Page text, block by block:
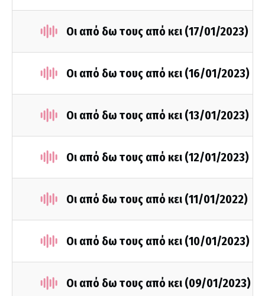
Οι από δω τους από κει (17/01/2023)
Οι από δω τους από κει (16/01/2023)
Οι από δω τους από κει (13/01/2023)
Οι από δω τους από κει (12/01/2023)
Οι από δω τους από κει (11/01/2022)
Οι από δω τους από κει (10/01/2023)
Οι από δω τους από κει (09/01/2023)